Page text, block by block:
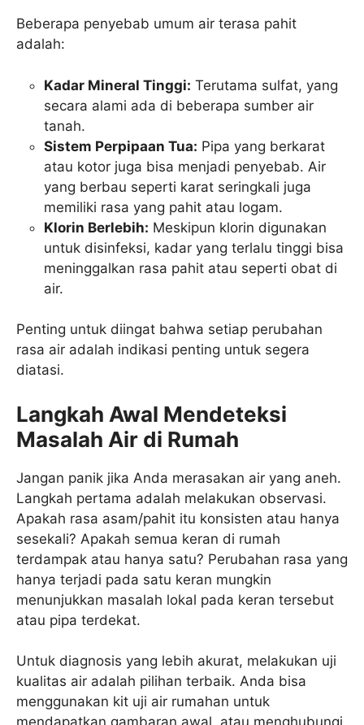
Beberapa penyebab umum air terasa pahit
adalah:
Kadar Mineral Tinggi: Terutama sulfat, yang
secara alami ada di beberapa sumber air
tanah.
Sistem Perpipaan Tua: Pipa yang berkarat
atau kotor juga bisa menjadi penyebab. Air
yang berbau seperti karat seringkali juga
memiliki rasa yang pahit atau logam.
Klorin Berlebih: Meskipun klorin digunakan
untuk disinfeksi, kadar yang terlalu tinggi bisa
meninggalkan rasa pahit atau seperti obat di
air.
Penting untuk diingat bahwa setiap perubahan
rasa air adalah indikasi penting untuk segera
diatasi.
Langkah Awal Mendeteksi
Masalah Air di Rumah
Jangan panik jika Anda merasakan air yang aneh.
Langkah pertama adalah melakukan observasi.
Apakah rasa asam/pahit itu konsisten atau hanya
sesekali? Apakah semua keran di rumah
terdampak atau hanya satu? Perubahan rasa yang
hanya terjadi pada satu keran mungkin
menunjukkan masalah lokal pada keran tersebut
atau pipa terdekat.
Untuk diagnosis yang lebih akurat, melakukan uji
kualitas air adalah pilihan terbaik. Anda bisa
menggunakan kit uji air rumahan untuk